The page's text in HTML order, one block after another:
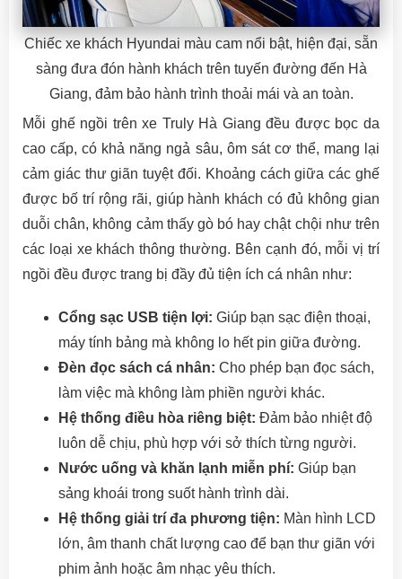
Chiếc xe khách Hyundai màu cam nổi bật, hiện đại, sẵn
sàng đưa đón hành khách trên tuyến đường đến Hà
Giang, đảm bảo hành trình thoải mái và an toàn.
Mỗi ghế ngồi trên xe Truly Hà Giang đều được bọc da
cao cấp, có khả năng ngả sâu, ôm sát cơ thể, mang lại
cảm giác thư giãn tuyệt đối. Khoảng cách giữa các ghế
được bố trí rộng rãi, giúp hành khách có đủ không gian
duỗi chân, không cảm thấy gò bó hay chật chội như trên
các loại xe khách thông thường. Bên cạnh đó, mỗi vị trí
ngồi đều được trang bị đầy đủ tiện ích cá nhân như:
Cổng sạc USB tiện lợi: Giúp bạn sạc điện thoại,
máy tính bảng mà không lo hết pin giữa đường.
Đèn đọc sách cá nhân: Cho phép bạn đọc sách,
làm việc mà không làm phiền người khác.
Hệ thống điều hòa riêng biệt: Đảm bảo nhiệt độ
luôn dễ chịu, phù hợp với sở thích từng người.
Nước uống và khăn lạnh miễn phí: Giúp bạn
sảng khoái trong suốt hành trình dài.
Hệ thống giải trí đa phương tiện: Màn hình LCD
lớn, âm thanh chất lượng cao để bạn thư giãn với
phim ảnh hoặc âm nhạc yêu thích.